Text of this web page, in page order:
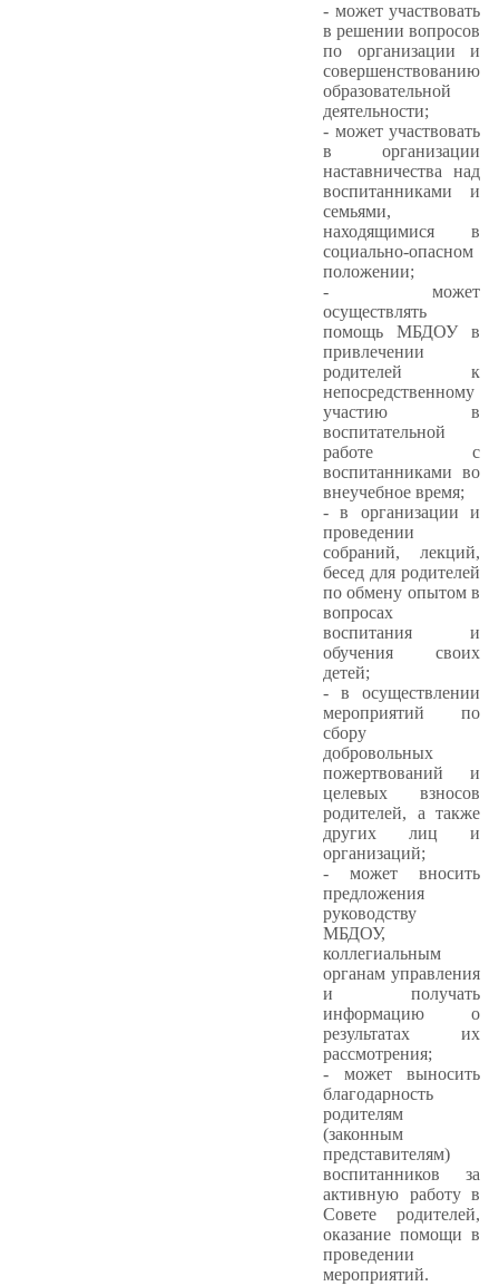
- может участвовать
в решении вопросов
по организации и
совершенствованию
образовательной
деятельности;
- может участвовать
в организации
наставничества над
воспитанниками и
семьями,
находящимися в
социально-опасном
положении;
- может
осуществлять
помощь МБДОУ в
привлечении
родителей к
непосредственному
участию в
воспитательной
работе с
воспитанниками во
внеучебное время;
- в организации и
проведении
собраний, лекций,
бесед для родителей
по обмену опытом в
вопросах
воспитания и
обучения своих
детей;
- в осуществлении
мероприятий по
сбору
добровольных
пожертвований и
целевых взносов
родителей, а также
других лиц и
организаций;
- может вносить
предложения
руководству
МБДОУ,
коллегиальным
органам управления
и получать
информацию о
результатах их
рассмотрения;
- может выносить
благодарность
родителям
(законным
представителям)
воспитанников за
активную работу в
Совете родителей,
оказание помощи в
проведении
мероприятий.